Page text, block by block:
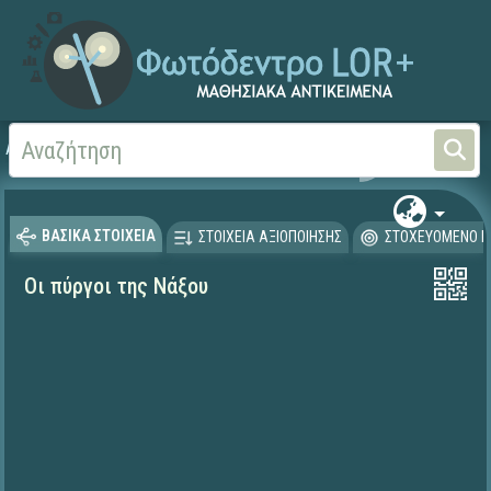
Αρχική
ΒΑΣΙΚΑ ΣΤΟΙΧΕΙΑ ΣΤΟΙΧΕΙΑ ΑΞΙΟΠΟΙΗΣΗΣ ΣΤΟΧΕΥΟΜΕΝΟ
Οι πύργοι της Νάξου